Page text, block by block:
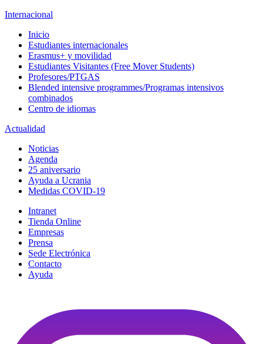
Internacional
Inicio
Estudiantes internacionales
Erasmus+ y movilidad
Estudiantes Visitantes (Free Mover Students)
Profesores/PTGAS
Blended intensive programmes/Programas intensivos
combinados
Centro de idiomas
Actualidad
Noticias
Agenda
25 aniversario
Ayuda a Ucrania
Medidas COVID-19
Intranet
Tienda Online
Empresas
Prensa
Sede Electrónica
Contacto
Ayuda